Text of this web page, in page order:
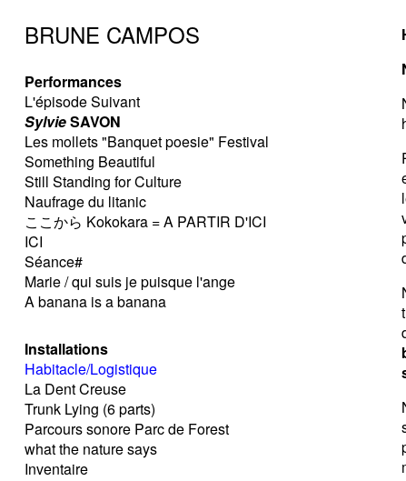
BRUNE CAMPOS
Performances
L'épisode Suivant
SylvieSAVON
Les mollets "Banquet poesie" Festival
Something Beautiful
Still Standing for Culture
Naufrage du litanic
ここから Kokokara = A PARTIR D'ICI
ICI
Séance#
Marie / qui suis je puisque l'ange
A banana is a banana
Installations
Habitacle/Logistique
La Dent Creuse
Trunk Lying (6 parts)
Parcours sonore Parc de Forest
what the nature says
Inventaire